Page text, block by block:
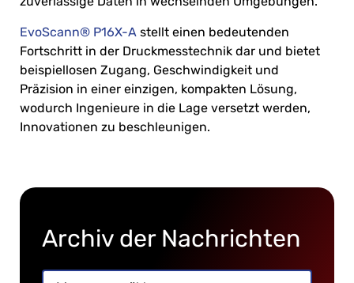
EvoScann® P16X-A stellt einen bedeutenden
Fortschritt in der Druckmesstechnik dar und bietet
beispiellosen Zugang, Geschwindigkeit und
Präzision in einer einzigen, kompakten Lösung,
wodurch Ingenieure in die Lage versetzt werden,
Innovationen zu beschleunigen.
Archiv der Nachrichten